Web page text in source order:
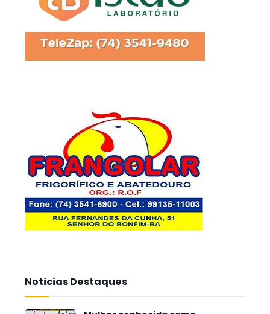
Noticias Destaques